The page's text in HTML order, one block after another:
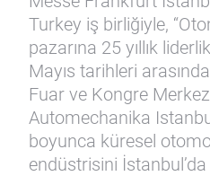
Turkey iş birliğiyle,
pazarına 25 yıllık
Mayıs tarihleri
Fuar ve Kongre
Automechanika
boyunca küresel
endüstrisini